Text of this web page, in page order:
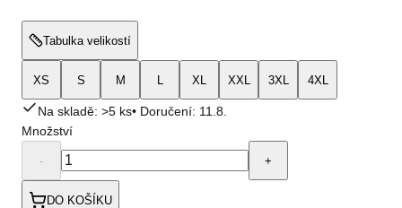
Tabulka velikostí
XS S M L XL XXL 3XL 4XL
Na skladě: >5 ks• Doručení: 11.8.
Množství
- +
DO KOŠÍKU